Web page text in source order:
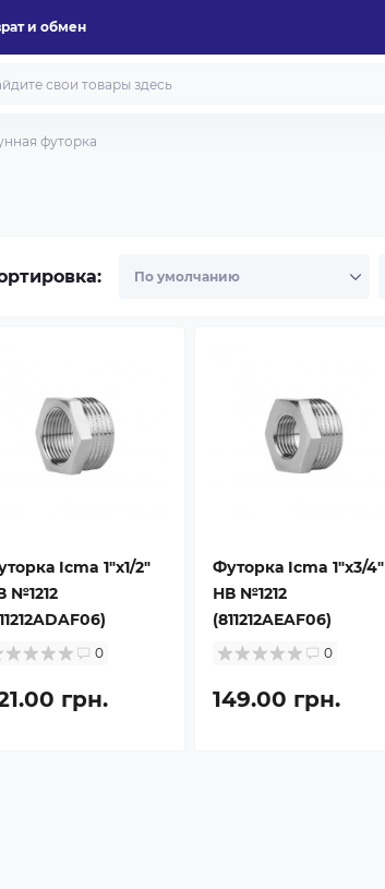
и обмен
футорка
Icma 1"х1/2"
№1212
0
грн.
Футорка Icma 1"х3/4"
НВ №1212
(811212AEAF06)
0
149.00 грн.